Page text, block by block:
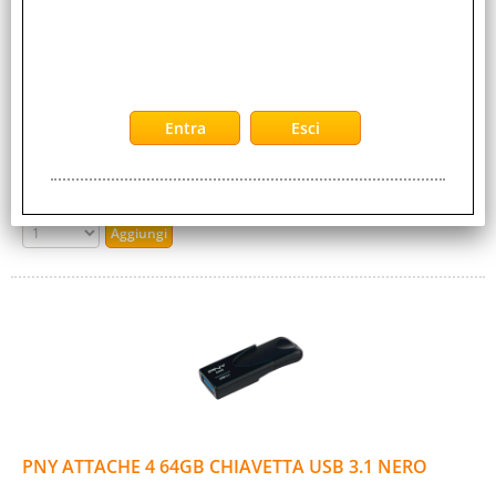
Non Disponibile
PNY ATTACHE 4 64GB CHIAVETTA USB 3.1 NERO